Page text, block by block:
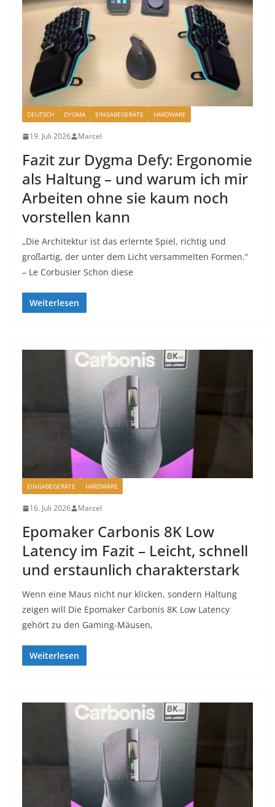
DEUTSCH DYGMA EINGABEGERÄTE HARDWARE
19. Juli 2026 Marcel
Fazit zur Dygma Defy: Ergonomie
als Haltung – und warum ich mir
Arbeiten ohne sie kaum noch
vorstellen kann
„Die Architektur ist das erlernte Spiel, richtig und
großartig, der unter dem Licht versammelten Formen.“
– Le Corbusier Schon diese
Weiterlesen
EINGABEGERÄTE HARDWARE
16. Juli 2026 Marcel
Epomaker Carbonis 8K Low
Latency im Fazit – Leicht, schnell
und erstaunlich charakterstark
Wenn eine Maus nicht nur klicken, sondern Haltung
zeigen will Die Epomaker Carbonis 8K Low Latency
gehört zu den Gaming-Mäusen,
Weiterlesen